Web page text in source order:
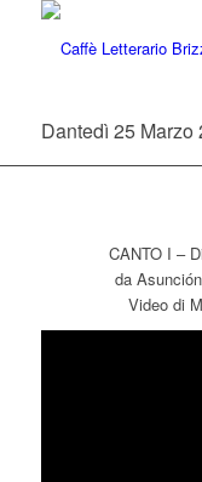
Dantedì 25 Marzo
CANTO I –
da
Video di